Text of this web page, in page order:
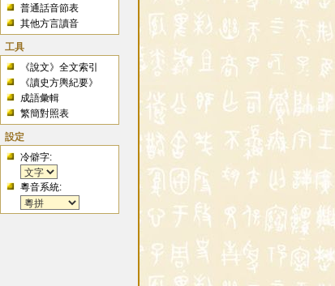
普通話音節表
其他方言讀音
工具
《說文》全文索引
《讀史方輿紀要》
成語彙輯
繁簡對照表
設定
冷僻字:
粵音系統: